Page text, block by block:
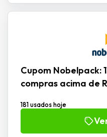
Cupom Nobelpack:
compras acima de
181 usados hoje